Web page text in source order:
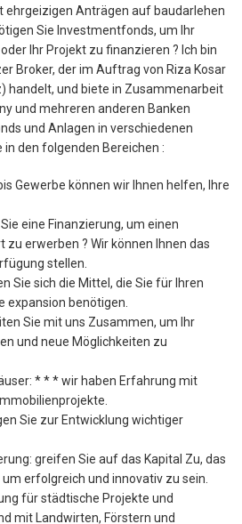
ehrgeizigen Anträgen auf baudarlehen
Sie Investmentfonds, um Ihr
Ihr Projekt zu finanzieren ? Ich bin
Broker, der im Auftrag von Riza Kosar
handelt, und biete in Zusammenarbeit
und mehreren anderen Banken
und Anlagen in verschiedenen
den folgenden Bereichen :
Gewerbe können wir Ihnen helfen, Ihre
eine Finanzierung, um einen
erwerben ? Wir können Ihnen das
stellen.
Sie sich die Mittel, die Sie für Ihren
expansion benötigen.
Sie mit uns Zusammen, um Ihr
und neue Möglichkeiten zu
* * * wir haben Erfahrung mit
Sie zur Entwicklung wichtiger
greifen Sie auf das Kapital Zu, das
erfolgreich und innovativ zu sein.
für städtische Projekte und
mit Landwirten, Förstern und